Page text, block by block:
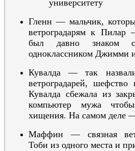
университету
Гленн — мальчик,
ветроградарямк
был давно знаком
одноклассником Джимми
Кувалда — так
ветроградарей,
Кувалда сбежала из
компьютер мужа
хищения. На самом деле
Маффин — связная
Тоби из одного места и